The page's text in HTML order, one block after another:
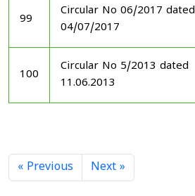
99
Circular No 06/2017 dated
04/07/2017
100
Circular No 5/2013 dated
11.06.2013
« Previous Next »